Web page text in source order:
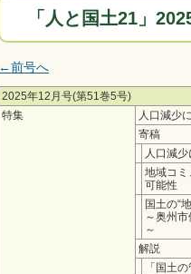
「人と国土21」
←前号へ
2025年12月号(第51巻5号)
特集
人口減少
寄稿
人口減
地域コミ
可能性
国土の“
～奥州
～
解説
「国土